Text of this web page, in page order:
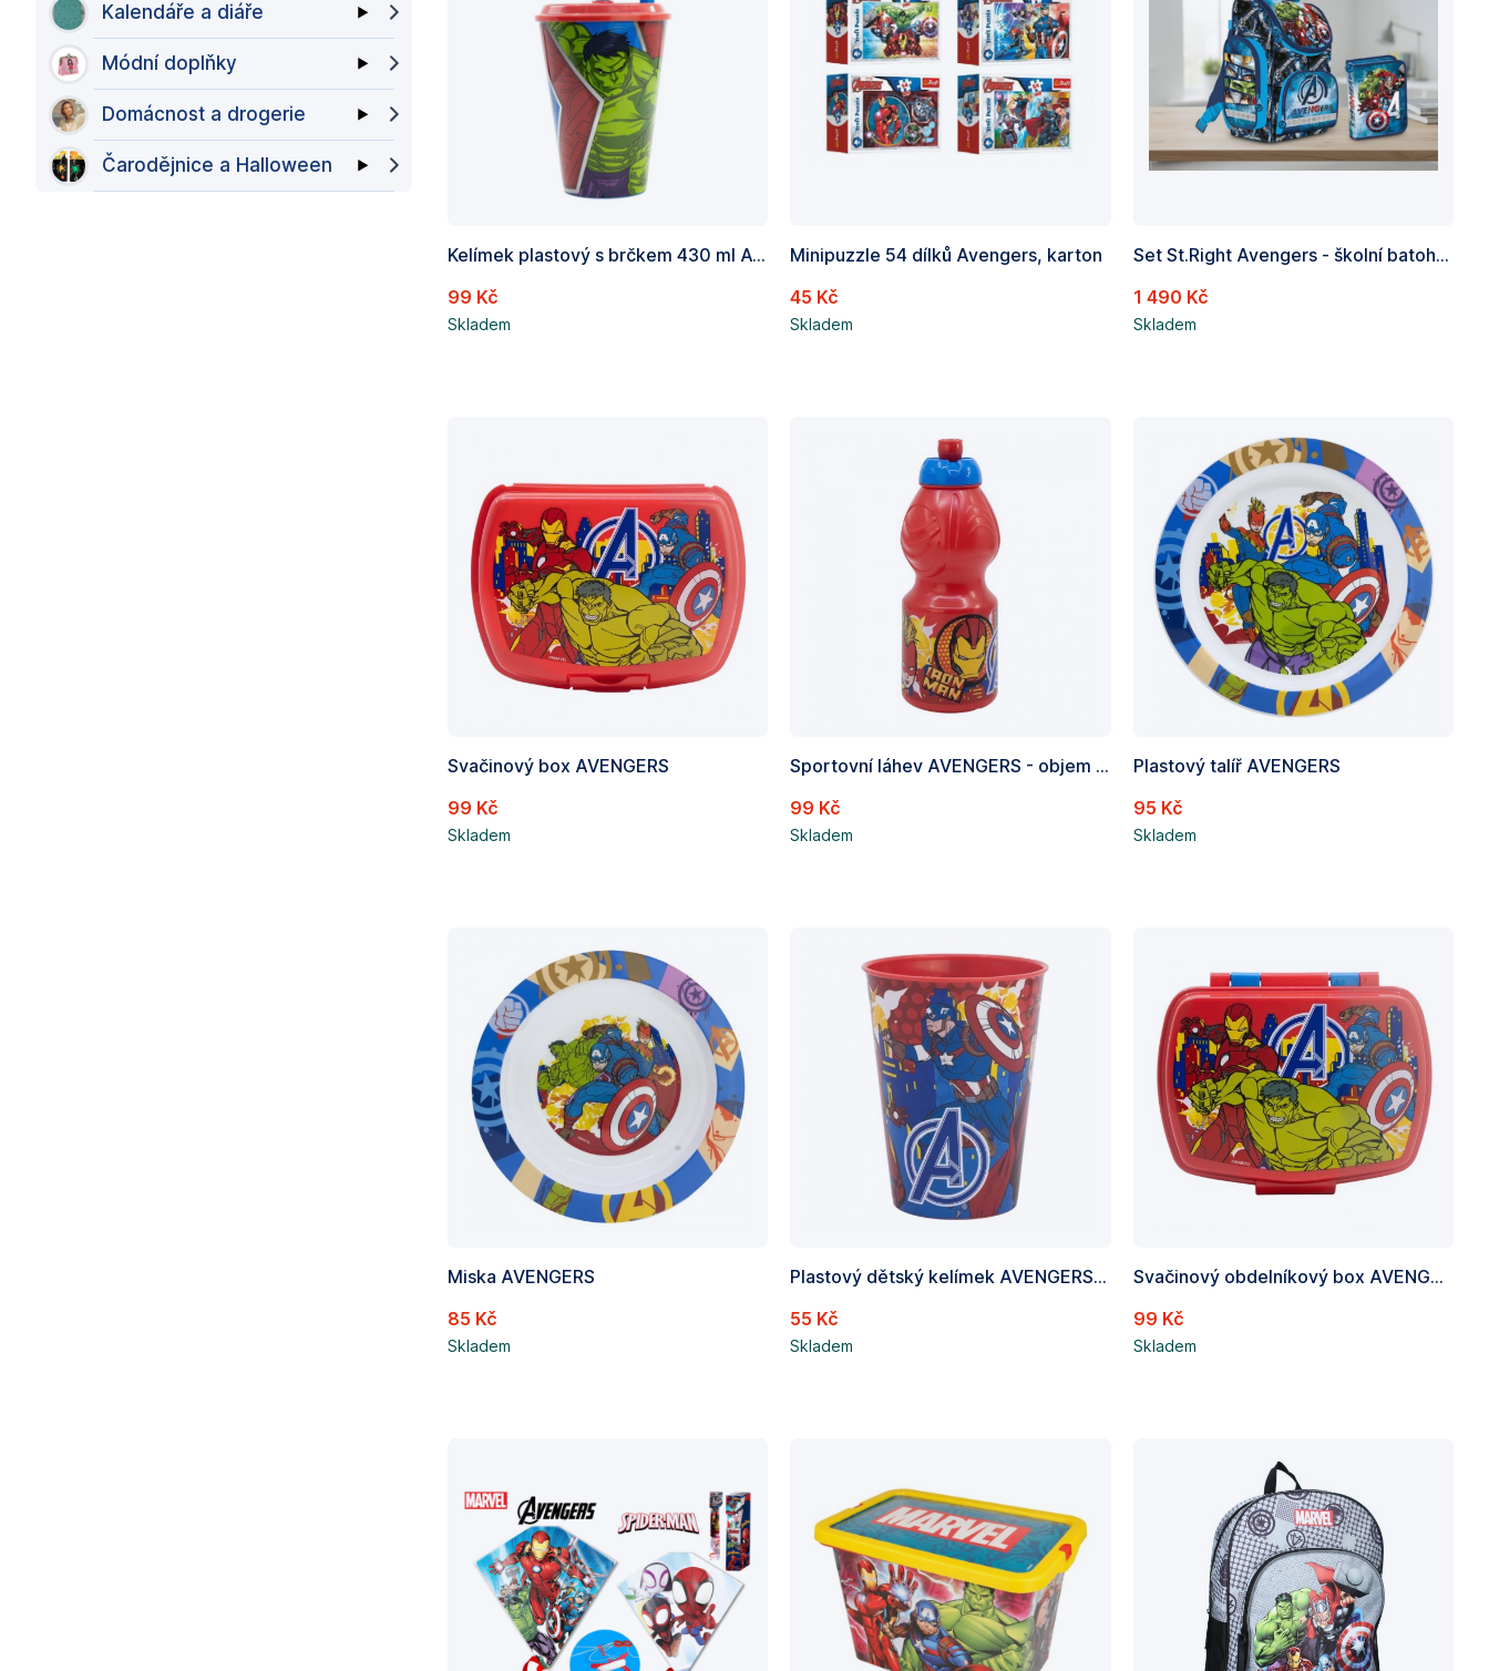
Kalendáře a diáře
Módní doplňky
Domácnost a drogerie
Čarodějnice a Halloween
Kelímek plastový s brčkem 430 ml Avengers
99 Kč
Skladem
Minipuzzle 54 dílků Avengers, karton
45 Kč
Skladem
Set St.Right Avengers - školní batoh, penál jednopatrový
1 490 Kč
Skladem
Svačinový box AVENGERS
99 Kč
Skladem
Sportovní láhev AVENGERS - objem 400ml
99 Kč
Skladem
Plastový talíř AVENGERS
95 Kč
Skladem
Miska AVENGERS
85 Kč
Skladem
Plastový dětský kelímek AVENGERS - objem 260ml
55 Kč
Skladem
Svačinový obdelníkový box AVENGERS
99 Kč
Skladem